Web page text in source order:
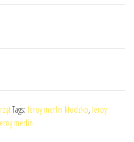
Tags: leroy merlin kłodzko, leroy
merlin